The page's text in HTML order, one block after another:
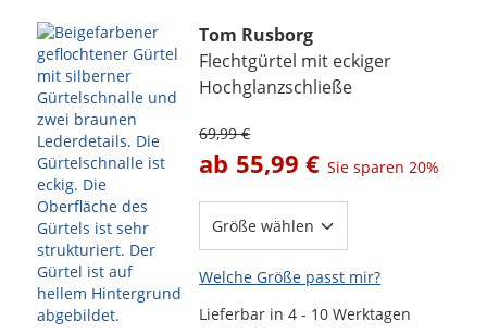
Tom Rusborg
Flechtgürtel mit eckiger
Hochglanzschließe
69,99 €
ab 55,99 € Sie sparen20%
Welche Größe passt mir?
Lieferbar in 4 - 10 Werktagen